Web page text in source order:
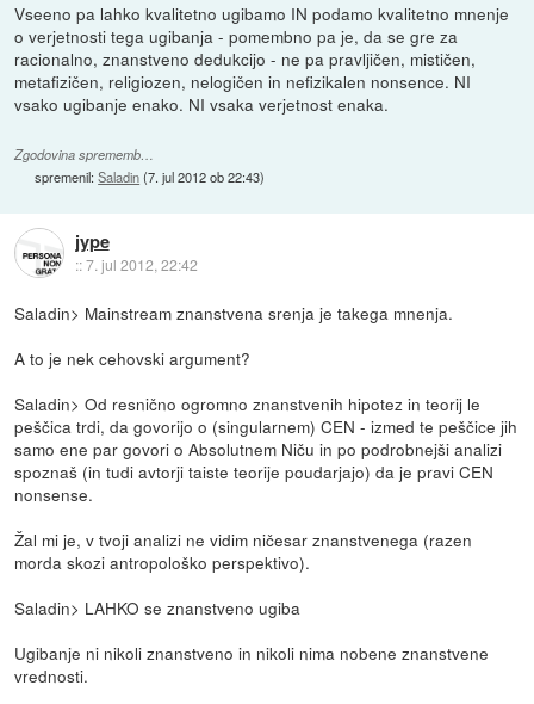
Vseeno pa lahko kvalitetno ugibamo IN podamo kvalitetno mnenje
o verjetnosti tega ugibanja - pomembno pa je, da se gre za
racionalno, znanstveno dedukcijo - ne pa pravljičen, mističen,
metafizičen, religiozen, nelogičen in nefizikalen nonsence. NI
vsako ugibanje enako. NI vsaka verjetnost enaka.
Zgodovina sprememb…
spremenil:Saladin(7. jul 2012 ob 22:43)
jype
::7. jul 2012, 22:42
Saladin> Mainstream znanstvena srenja je takega mnenja.
A to je nek cehovski argument?
Saladin> Od resnično ogromno znanstvenih hipotez in teorij le
peščica trdi, da govorijo o (singularnem) CEN - izmed te peščice jih
samo ene par govori o Absolutnem Niču in po podrobnejši analizi
spoznaš (in tudi avtorji taiste teorije poudarjajo) da je pravi CEN
nonsense.
Žal mi je, v tvoji analizi ne vidim ničesar znanstvenega (razen
morda skozi antropološko perspektivo).
Saladin> LAHKO se znanstveno ugiba
Ugibanje ni nikoli znanstveno in nikoli nima nobene znanstvene
vrednosti.